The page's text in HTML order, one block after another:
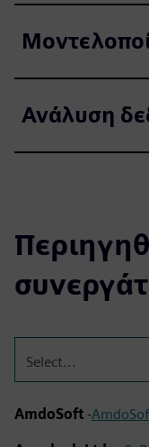
Ανάλυση
Select...
AmdoSoft -